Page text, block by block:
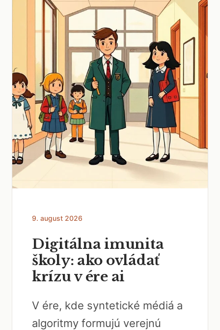
9. august 2026
Digitálna imunita
školy: ako ovládať
krízu v ére ai
V ére, kde syntetické médiá a
algoritmy formujú verejnú